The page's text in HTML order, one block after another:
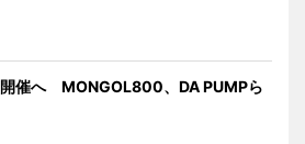
催へ MONGOL800、DA PUMPら